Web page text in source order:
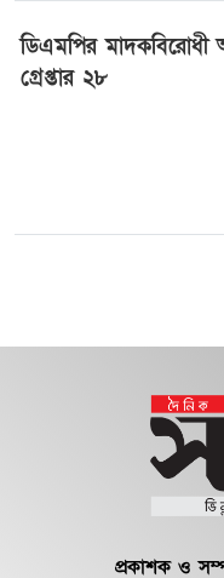
ডিএমপির মাদকবিরোধী
গ্রেপ্তার ২৮
প্রকাশক ও